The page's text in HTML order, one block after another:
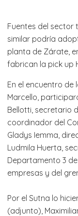
Fuentes del sector
similar podría
planta de Zárate,
fabrican la pick up
En el encuentro
Marcello,
Bellotti, secretario
coordinador del
Gladys Iemma,
Ludmila Huerta,
Departamento 3
empresas y del
Por el Sutna lo
(adjunto),